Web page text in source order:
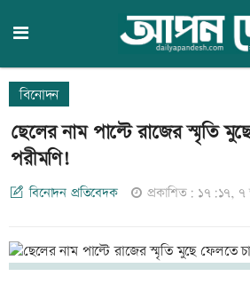
বিনোদন
ছেলের নাম পাল্টে রাজের স্মৃতি
পরীমণি!
বিনোদন প্রতিবেদক প্রকাশিত: ১৭:১৭,